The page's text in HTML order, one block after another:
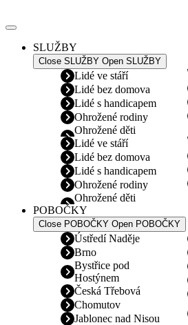
k
SLUŽBY
Close SLUŽBY Open SLUŽBY
Lidé ve stáří
Lidé bez domova
Lidé s handicapem
Ohrožené rodiny
Ohrožené děti
Lidé ve stáří
Lidé bez domova
Lidé s handicapem
Ohrožené rodiny
Ohrožené děti
POBOČKY
Close POBOČKY Open POBOČKY
Ústředí Naděje
Brno
Bystřice pod
Hostýnem
Česká Třebová
Chomutov
Jablonec nad Nisou